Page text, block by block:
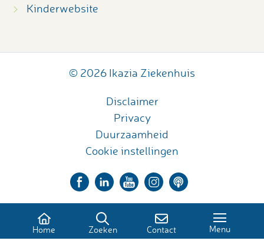
Kinderwebsite
© 2026 Ikazia Ziekenhuis
Disclaimer
Privacy
Duurzaamheid
Cookie instellingen
Home Zoeken Contact Menu